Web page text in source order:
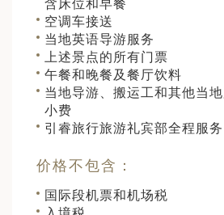
含床位和早餐
空调车接送
当地英语导游服务
上述景点的所有门票
午餐和晚餐及餐厅饮料
当地导游、搬运工和其他当
小费
引睿旅行旅游礼宾部全程服务
价格不包含：
国际段机票和机场税